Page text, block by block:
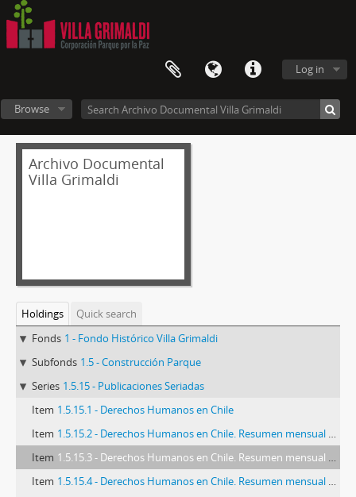
Log in
Browse
Archivo Documental
Villa Grimaldi
Holdings
Quick search
Fonds 1 - Fondo Histórico Villa Grimaldi
Subfonds 1.5 - Construcción Parque
Series 1.5.15 - Publicaciones Seriadas
Item 1.5.15.1 - Derechos Humanos en Chile
Item 1.5.15.2 - Derechos Humanos en Chile. Resumen mensual publicado por FASIC. Noviembre 1995
Item 1.5.15.3 - Derechos Humanos en Chile. Resumen mensual publicado por FASIC. Octubre 1995
Item 1.5.15.4 - Derechos Humanos en Chile. Resumen mensual publicado por FASIC. Septiembre 1995